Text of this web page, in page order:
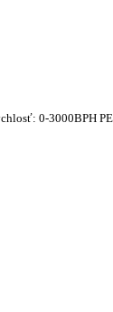
0-3000BPH